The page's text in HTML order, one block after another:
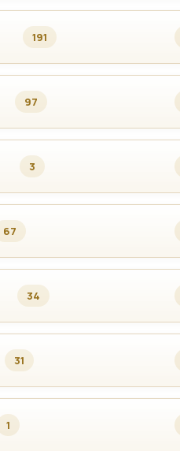
191
97
3
67
34
31
1